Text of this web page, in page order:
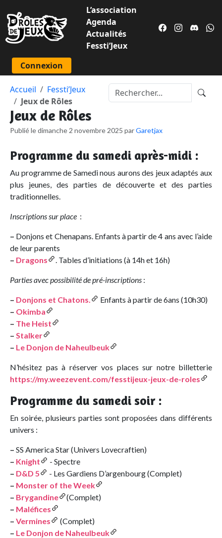
L’association
Agenda
Actualités
Fessti’Jeux
Connexion
Accueil
Fessti’Jeux
Jeux de Rôles
Jeux de Rôles
Publié le dimanche 2 novembre 2025 parGaretjax
Programme du samedi après-midi :
Au programme de Samedi nous aurons des jeux adaptés aux
plus jeunes, des parties de découverte et des parties
traditionnelles.
Inscriptions sur place :
– Donjons et Chenapans. Enfants à partir de 4 ans avec l’aide
de leur parents
– Dragons . Tables d’initiations (à 14h et 16h)
Parties avec possibilité de pré-inscriptions :
– Donjons et Chatons.
Enfants à partir de 6ans (10h30)
– Okimba
– The Heist
– Stalker
– Le Donjon de Naheulbeuk
N’hésitez pas à réserver vos places sur notre billetterie
https://my.weezevent.com/fesstijeux-jeux-de-roles
Programme du samedi soir :
En soirée, plusieurs parties sont proposées dans différents
univers :
– SS America Star (Univers Lovecraftien)
– Knight
- Spectre
– D&D 5
- Les Gardiens D’argenbourg (Complet)
– Monster of the Week
– Brygandine
(Complet)
– Maléfices
– Vermines
(Complet)
– Le Donjon de Naheulbeuk